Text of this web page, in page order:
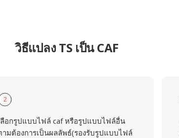
วิธีแปลง TS เป็น CAF
2
ลือกรูปแบบไฟล์ caf หรือรูปแบบไฟล์อื่น
ามต้องการเป็นผลลัพธ์(รองรับรูปแบบไฟล์